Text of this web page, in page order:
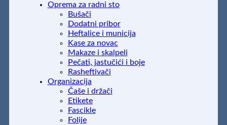
Oprema za radni sto
Bušači
Dodatni pribor
Heftalice i municija
Kase za novac
Makaze i skalpeli
Pečati, jastučići i boje
Rasheftivači
Organizacija
Čaše i držači
Etikete
Fascikle
Folije